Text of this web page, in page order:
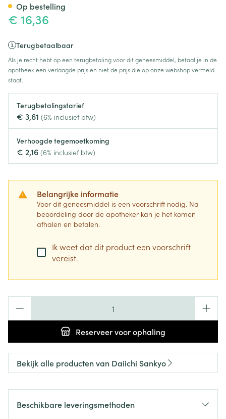
€ 16,36
Terugbetaalbaar
Als je recht hebt op een terugbetaling voor dit geneesmiddel, betaal je in de
apotheek een verlaagde prijs en niet de prijs die op onze webshop vermeld
staat.
Terugbetalingstarief
€ 3,61 (6% inclusief btw)
Verhoogde tegemoetkoming
€ 2,16 (6% inclusief btw)
Belangrijke informatie
Voor dit geneesmiddel is een voorschrift nodig. Na
beoordeling door de apotheker kan je het komen
afhalen en betalen.
Ik weet dat dit product een voorschrift
vereist.
Reserveervoor ophaling
Op bestelling
Bekijk alle producten van Daiichi Sankyo
Beschikbare leveringsmethoden